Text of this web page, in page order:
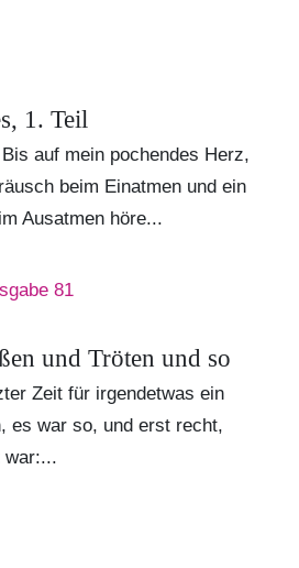
1. Teil
auf mein pochendes Herz,
beim Einatmen und ein
Ausatmen höre...
und Tröten und so
Zeit für irgendetwas ein
es war so, und erst recht,
war:...